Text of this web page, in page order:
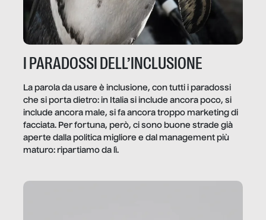
I PARADOSSI DELL’INCLUSIONE
La parola da usare è inclusione, con tutti i paradossi
che si porta dietro: in Italia si include ancora poco, si
include ancora male, si fa ancora troppo marketing di
facciata. Per fortuna, però, ci sono buone strade già
aperte dalla politica migliore e dal management più
maturo: ripartiamo da lì.